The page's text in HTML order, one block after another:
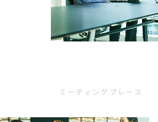
ミーティングプレース